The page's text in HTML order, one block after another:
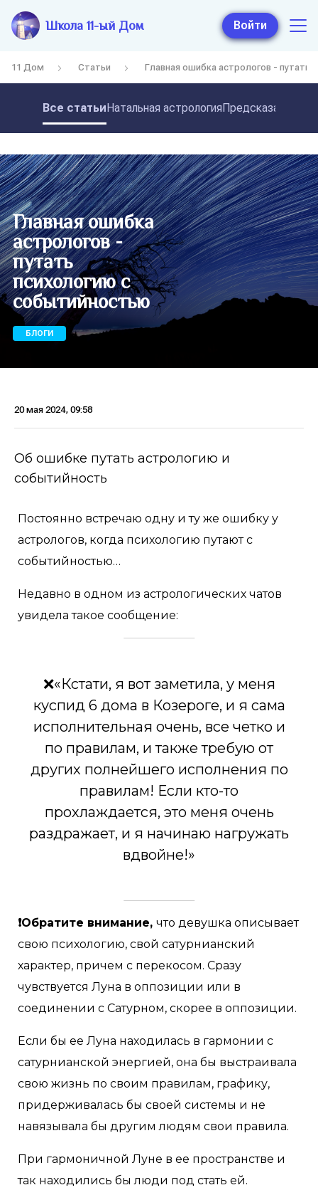
Школа 11-ый Дом Войти
11 Дом Статьи Главная ошибка астрологов - путать
Все статьиНатальная астрология
Главная ошибка
астрологов -
путать
психологию с
событийностью
БЛОГИ
20 мая 2024, 09:58
Об ошибке путать астрологию и
событийность
Постоянно встречаю одну и ту же ошибку у
астрологов, когда психологию путают с
событийностью…
Недавно в одном из астрологических чатов
увидела такое сообщение:
❌«Кстати, я вот заметила, у меня
куспид 6 дома в Козероге, и я сама
исполнительная очень, все четко и
по правилам, и также требую от
других полнейшего исполнения по
правилам! Если кто-то
прохлаждается, это меня очень
раздражает, и я начинаю нагружать
вдвойне!»
❗Обратите внимание, что девушка описывает
свою психологию, свой сатурнианский
характер, причем с перекосом. Сразу
чувствуется Луна в оппозиции или в
соединении с Сатурном, скорее в оппозиции.
Если бы ее Луна находилась в гармонии с
сатурнианской энергией, она бы выстраивала
свою жизнь по своим правилам, графику,
придерживалась бы своей системы и не
навязывала бы другим людям свои правила.
При гармоничной Луне в ее пространстве и
так находились бы люди под стать ей.